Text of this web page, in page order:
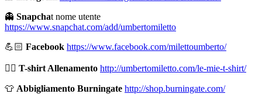
👻 Snapchat nome utente
https://www.snapchat.com/add/umbertomiletto
💪🏻 Facebook https://www.facebook.com/milettoumberto/
🏋🏻 T-shirt Allenamento http://umbertomiletto.com/le-mie-t-shirt/
👕 Abbigliamento Burningate http://shop.burningate.com/